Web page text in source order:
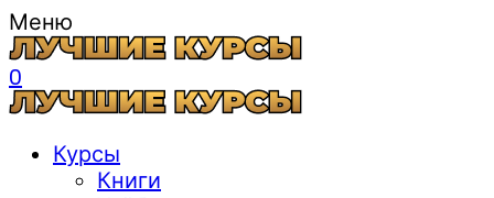
Меню
0
Курсы
Книги